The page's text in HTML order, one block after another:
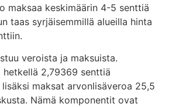
maksaa keskimäärin 4-5 senttiä
taas syrjäisemmillä alueilla hinta
veroista ja maksuista.
hetkellä 2,79369 senttiä
maksat arvonlisäveroa 25,5
Nämä komponentit ovat